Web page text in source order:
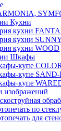
Кухни
кухни
кухни
кухни WOOD
Шкафы
купе
купе
купе
изображений
по
для